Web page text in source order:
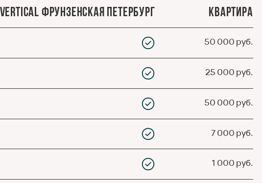
Vertical Фрунзенская Петербург Квартира
50 000 руб.
25 000 руб.
50 000 руб.
7 000 руб.
1 000 руб.